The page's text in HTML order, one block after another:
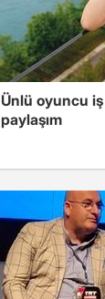
Ünlü oyuncu
paylaşım